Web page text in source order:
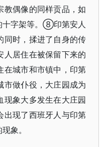
教偶像的同样贡品，如
十字架等。⑧印第安人
同时，揉进了自身的传
人居住在被保留下来的
在城市和市镇中，印第
市做仆役，大庄园成为
现象大多发生在大庄园
出现了西班牙人与印第
象。